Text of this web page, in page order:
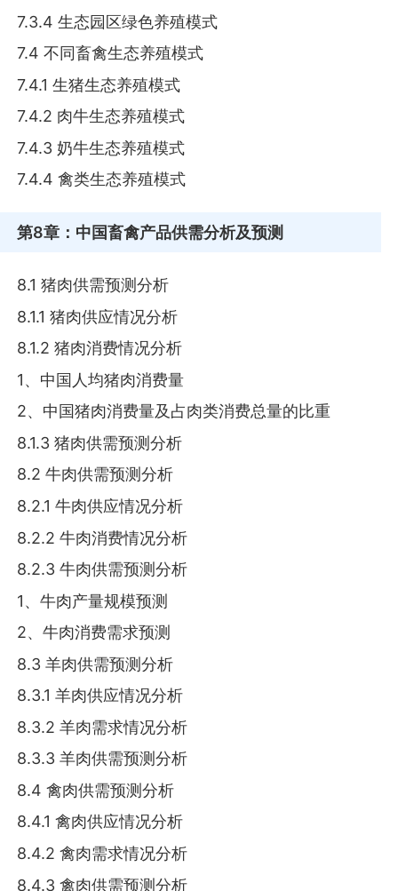
7.3.4 生态园区绿色养殖模式
7.4 不同畜禽生态养殖模式
7.4.1 生猪生态养殖模式
7.4.2 肉牛生态养殖模式
7.4.3 奶牛生态养殖模式
7.4.4 禽类生态养殖模式
第8章 ：中国畜禽产品供需分析及预测
8.1 猪肉供需预测分析
8.1.1 猪肉供应情况分析
8.1.2 猪肉消费情况分析
1、中国人均猪肉消费量
2、中国猪肉消费量及占肉类消费总量的比重
8.1.3 猪肉供需预测分析
8.2 牛肉供需预测分析
8.2.1 牛肉供应情况分析
8.2.2 牛肉消费情况分析
8.2.3 牛肉供需预测分析
1、牛肉产量规模预测
2、牛肉消费需求预测
8.3 羊肉供需预测分析
8.3.1 羊肉供应情况分析
8.3.2 羊肉需求情况分析
8.3.3 羊肉供需预测分析
8.4 禽肉供需预测分析
8.4.1 禽肉供应情况分析
8.4.2 禽肉需求情况分析
8.4.3 禽肉供需预测分析